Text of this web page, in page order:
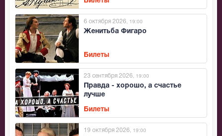
Женитьба Фигаро
6 октября 2026 , 19:00
Билеты
Правда - хорошо, а счастье
лучше
23 сентября 2026 , 19:00
Билеты
19 октября 2026 , 19:00